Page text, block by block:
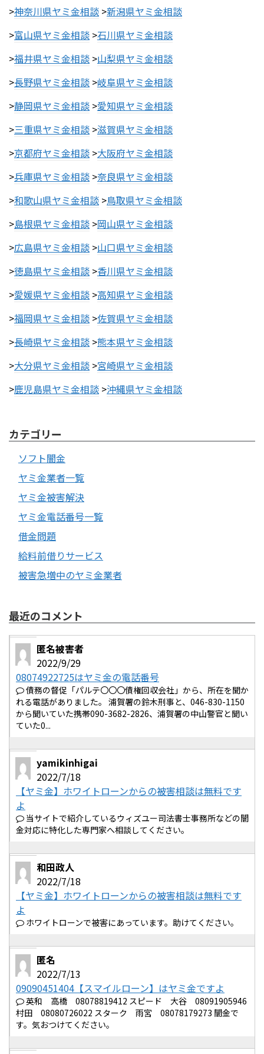
>神奈川県ヤミ金相談 >新潟県ヤミ金相談
>富山県ヤミ金相談 >石川県ヤミ金相談
>福井県ヤミ金相談 >山梨県ヤミ金相談
>長野県ヤミ金相談 >岐阜県ヤミ金相談
>静岡県ヤミ金相談 >愛知県ヤミ金相談
>三重県ヤミ金相談 >滋賀県ヤミ金相談
>京都府ヤミ金相談 >大阪府ヤミ金相談
>兵庫県ヤミ金相談 >奈良県ヤミ金相談
>和歌山県ヤミ金相談 >鳥取県ヤミ金相談
>島根県ヤミ金相談 >岡山県ヤミ金相談
>広島県ヤミ金相談 >山口県ヤミ金相談
>徳島県ヤミ金相談 >香川県ヤミ金相談
>愛媛県ヤミ金相談 >高知県ヤミ金相談
>福岡県ヤミ金相談 >佐賀県ヤミ金相談
>長崎県ヤミ金相談 >熊本県ヤミ金相談
>大分県ヤミ金相談 >宮崎県ヤミ金相談
>鹿児島県ヤミ金相談 >沖縄県ヤミ金相談
カテゴリー
ソフト闇金
ヤミ金業者一覧
ヤミ金被害解決
ヤミ金電話番号一覧
借金問題
給料前借りサービス
被害急増中のヤミ金業者
最近のコメント
匿名被害者
2022/9/29
08074922725はヤミ金の電話番号
債務の督促「パルテ〇〇〇債権回収会社」から、所在を聞か
れる電話がありました。 浦賀署の鈴木刑事と、046-830-1150
から聞いていた携帯090-3682-2826、浦賀署の中山警官と聞い
ていた0...
yamikinhigai
2022/7/18
【ヤミ金】ホワイトローンからの被害相談は無料です
よ
当サイトで紹介しているウィズユー司法書士事務所などの闇
金対応に特化した専門家へ相談してください。
和田政人
2022/7/18
【ヤミ金】ホワイトローンからの被害相談は無料です
よ
ホワイトローンで被害にあっています。助けてください。
匿名
2022/7/13
09090451404【スマイルローン】はヤミ金ですよ
英和 高橋 08078819412 スピード 大谷 08091905946
村田 08080726022 スターク 雨宮 08078179273 闇金で
す。気おつけてください。